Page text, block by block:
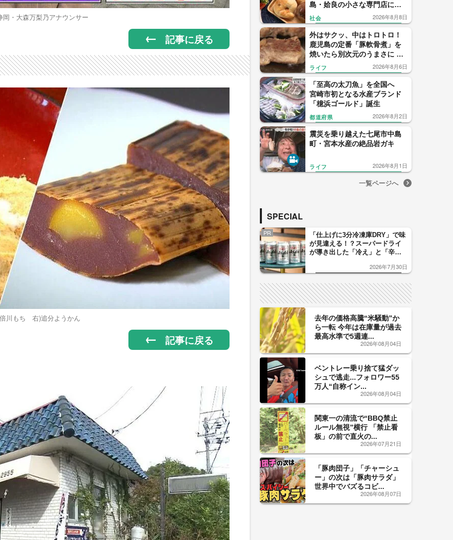
岡・大森万梨乃アナウンサー
記事に戻る
川もち 右)追分ようかん
記事に戻る
島・姶良の小さな専門店に
人々が集った理由
社会 2026年8月8日
外はサクッ、中はトロトロ！
鹿児島の定番「豚軟骨煮」を
焼いたら別次元のうまさに 鹿
児島・曽於市の主婦が生んだ
「焼きなんこつ」が話題沸騰
ライフ 2026年8月6日
「至高の太刀魚」を全国へ
宮崎市初となる水産ブランド
「檍浜ゴールド」誕生
都道府県 2026年8月2日
震災を乗り越えた七尾市中島
町・宮本水産の絶品岩ガキ
ライフ 2026年8月1日
一覧ページへ
SPECIAL
PR
「仕上げに3分冷凍庫DRY」で味
が見違える！？スーパードライ
が導き出した「冷え」と「辛
した「辛口カーブ」が飲み頃の
2026年7月30日
去年の価格高騰“米騒動”か
ら一転 今年は在庫量が過去
最高水準で5週連...
2026年08月04日
ベントレー乗り捨て猛ダッ
シュで逃走...フォロワー55
万人“自称イン...
2026年08月04日
関東一の清流で“BBQ禁止
ルール無視”横行 「禁止看
板」の前で直火の...
2026年07月21日
「豚肉団子」「チャーシュ
ー」の次は「豚肉サラダ」
世界中でバズるコビ...
2026年08月07日